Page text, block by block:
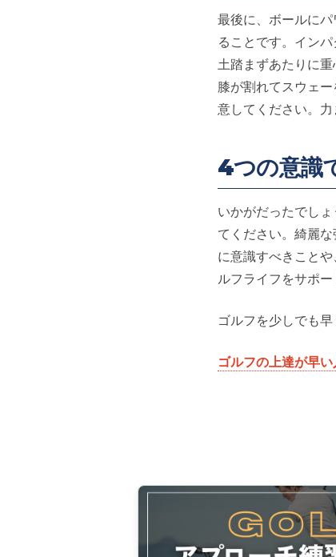
最後に、ボールに
ることです。イン
土踏まずあたりに
膝が割れてスウェ
意してください。
4つの意識
いかがだったでし
てください。綺麗
に意識すべきこと
ルフライフをサポ
ゴルフを少しでも
ゴルフの上達が早